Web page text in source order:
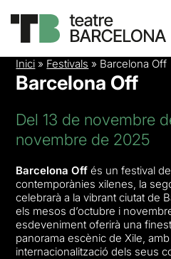
Inici » Festivals » Barcelona Off
Barcelona Off
Del 13 de novembre
novembre de 2025
Barcelona Off és un festival
contemporànies xilenes, la
celebrarà a la vibrant ciutat de
els mesos d’octubre i
esdeveniment oferirà una
panorama escènic de Xile, amb
internacionalització dels seus